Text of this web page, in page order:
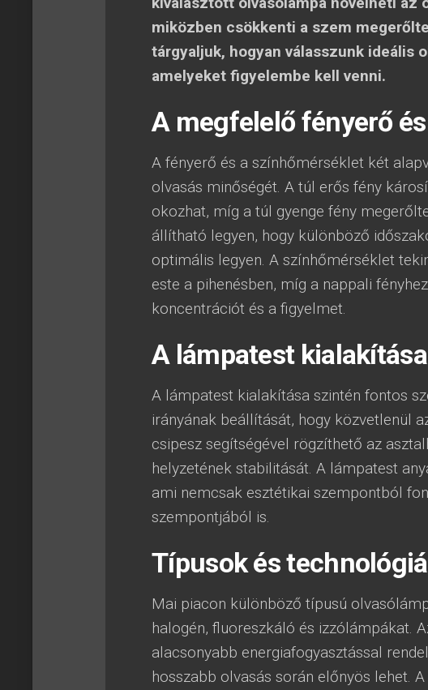
miközben csökkenti a szem
tárgyaljuk, hogyan válasszunk ideális
amelyeket figyelembe kell venni.
A megfelelő fényerő
A fényerő és a színhőmérséklet két
olvasás minőségét. A túl erős fény
okozhat, míg a túl gyenge fény
állítható legyen, hogy különböző
optimális legyen. A színhőmérséklet
este a pihenésben, míg a nappali
koncentrációt és a figyelmet.
A lámpatest
A lámpatest kialakítása szintén fontos
irányának beállítását, hogy közvetlenül
csipesz segítségével rögzíthető az
helyzetének stabilitását. A lámpatest
ami nemcsak esztétikai szempontból
szempontjából is.
Típusok és
Mai piacon különböző típusú
halogén, fluoreszkáló és izzólámpákat.
alacsonyabb energiafogyasztással
hosszabb olvasás során előnyös lehet.